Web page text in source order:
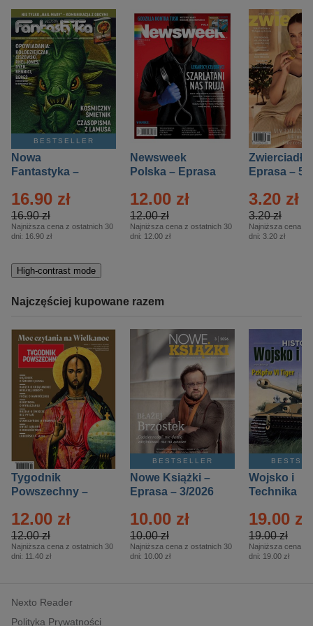
BESTSELLER
Nowa
Fantastyka –
16.90 zł
16.90 zł
Najniższa cena z ostatnich 30
dni: 16.90 zł
Newsweek
Polska – Eprasa
12.00 zł
12.00 zł
Najniższa cena z ostatnich 30
dni: 12.00 zł
Zwierciadło
Eprasa – 5/
3.20 zł
3.20 zł
Najniższa cena z
dni: 3.20 zł
High-contrast mode
Najczęściej kupowane razem
Tygodnik
Powszechny –
12.00 zł
12.00 zł
Najniższa cena z ostatnich 30
dni: 11.40 zł
BESTSELLER
Nowe Książki –
Eprasa – 3/2026
10.00 zł
10.00 zł
Najniższa cena z ostatnich 30
dni: 10.00 zł
Wojsko i
Technika
– 2/2026
19.00 zł
19.00 zł
Najniższa cena z
dni: 19.00 zł
Nexto Reader
Polityka Prywatności